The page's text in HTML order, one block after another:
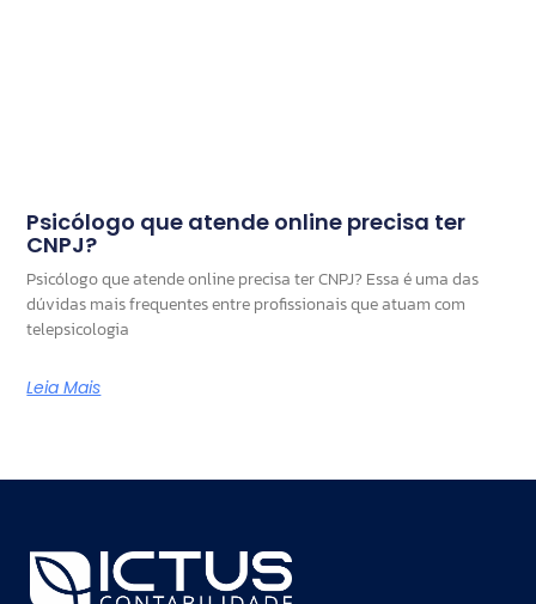
Psicólogo que atende online precisa ter
CNPJ?
Psicólogo que atende online precisa ter CNPJ? Essa é uma das
dúvidas mais frequentes entre profissionais que atuam com
telepsicologia
Leia Mais